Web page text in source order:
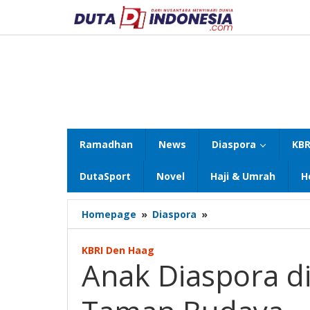
konten
Ramadhan News Diaspora
DutaSport Novel Haji & Umrah
Homepage » Diaspora »
Diaspora
Antusias
Ikuti
Taman
KBRI Den Haag
Anak Diaspora